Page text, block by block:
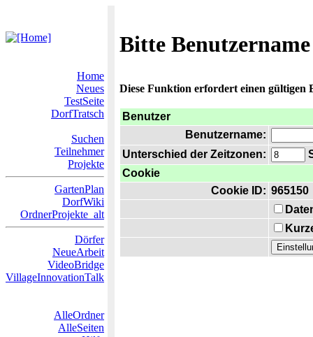
Bitte
Home
Neues
TestSeite
DorfTratsch
Suchen
Teilnehmer
Projekte
GartenPlan
DorfWiki
OrdnerProjekte_alt
Dörfer
NeueArbeit
VideoBridge
VillageInnovationTalk
AlleOrdner
AlleSeiten
Diese Funktion erfordert einen gültigen
Benutzer
Benutzername:
Unterschied der Zeitzonen:
Cookie
Cookie ID: 965150